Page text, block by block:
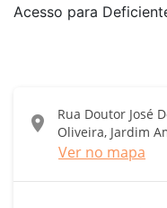
Acesso para
location_on
Rua Doutor José
Oliveira, Jardim
Ver no mapa